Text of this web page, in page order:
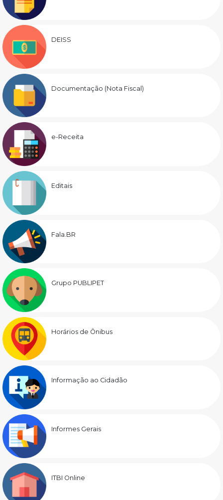
DEISS
Documentação (Nota Fiscal)
e-Receita
Editais
Fala.BR
Grupo PUBLIPET
Horários de Ônibus
Informação ao Cidadão
Informes Gerais
ITBI Online